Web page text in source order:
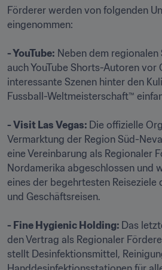
Förderer werden von folgenden
eingenommen:
- YouTube: Neben dem
auch YouTube Shorts-Autoren vor
interessante Szenen hinter den
Fussball-Weltmeisterschaft™
- Visit Las Vegas: Die offizielle
Vermarktung der Region Süd-
eine Vereinbarung als Regionaler
Nordamerika abgeschlossen und
eines der begehrtesten Reiseziele
und Geschäftsreisen.
- Fine Hygienic Holding: Das
den Vertrag als Regionaler
stellt Desinfektionsmittel,